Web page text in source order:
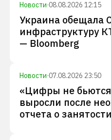
Новости·08.08.2026 12:15
Украина обещала
инфраструктуру
— Bloomberg
Новости·07.08.2026 23:50
«Цифры не
выросли после
отчета о